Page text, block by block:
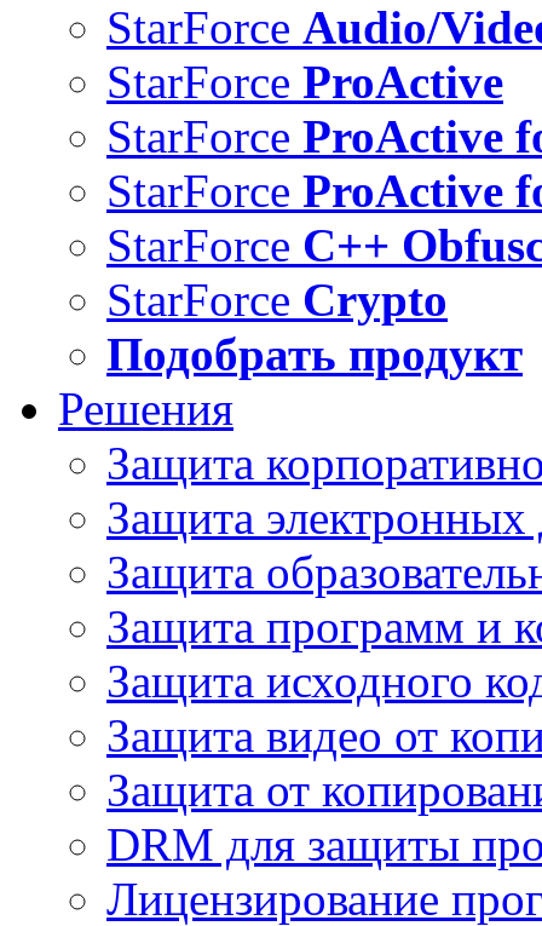
StarForce Audio/
StarForce ProActive
StarForce ProActive
StarForce ProActive
StarForce C++
StarForce Crypto
Подобрать продукт
Решения
Защита
Защита электронных
Защита
Защита программ и
Защита исходного
Защита видео от
Защита от
DRM для защиты
Лицензирование